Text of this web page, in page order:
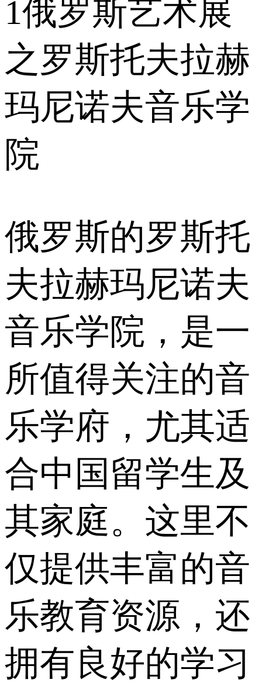
1俄罗斯艺术展
之罗斯托夫拉赫
玛尼诺夫音乐学
院
俄罗斯的罗斯托
夫拉赫玛尼诺夫
音乐学院，是一
所值得关注的音
乐学府，尤其适
合中国留学生及
其家庭。这里不
仅提供丰富的音
乐教育资源，还
拥有良好的学习